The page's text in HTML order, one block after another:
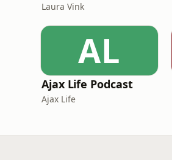
Laura Vink
AL
Ajax Life Podcast
Ajax Life